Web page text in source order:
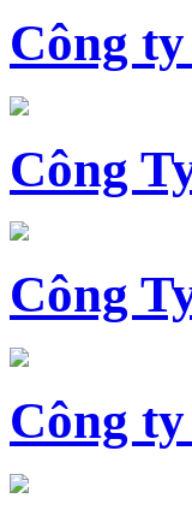
Công
Công
Công
Công